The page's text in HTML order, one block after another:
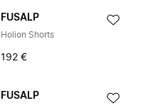
FUSALP
Holion Shorts
192 €
FUSALP